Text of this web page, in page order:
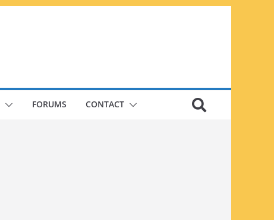
FORUMS CONTACT